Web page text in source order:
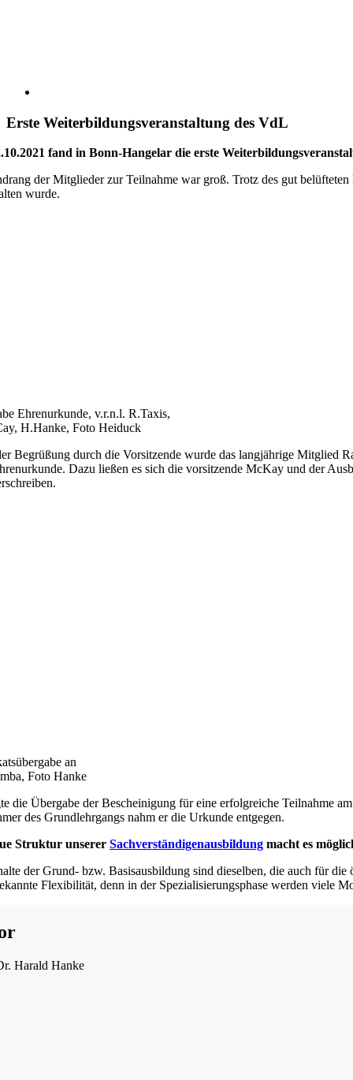
Erste Weiterbildungsveranstaltung des VdL
fand in Bonn-Hangelar die erste
der Mitglieder zur Teilnahme war groß. Trotz des gut
wurde.
Ehrenurkunde, v.r.n.l. R.Taxis,
H.Hanke, Foto Heiduck
Begrüßung durch die Vorsitzende wurde das langjährige Mitglied
Dazu ließen es sich die vorsitzende McKay und der
an
Foto Hanke
die Übergabe der Bescheinigung für eine erfolgreiche Teilnahme
des Grundlehrgangs nahm er die Urkunde entgegen.
Struktur unserer Sachverständigenausbildung macht es
der Grund- bzw. Basisausbildung sind dieselben, die auch für
Flexibilität, denn in der Spezialisierungsphase werden viele
Harald Hanke